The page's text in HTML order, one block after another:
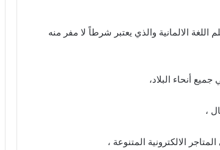
الالمانية والذي يعتبر شرطاً لا مفر منه
أنحاء البلاد،
،
الالكترونية المتنوعة ،